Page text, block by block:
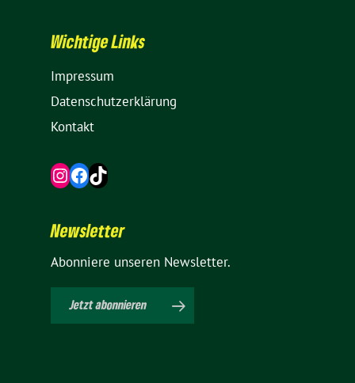
Wich­tige Links
Impressum
Daten­schutz­er­klä­rung
Kontakt
Instagram
Facebook
TikTok
News­letter
Abon­niere unseren Newsletter.
Jetzt abon­nieren